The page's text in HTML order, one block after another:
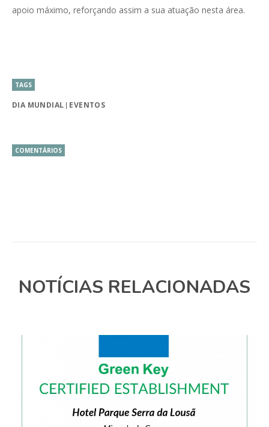
apoio máximo, reforçando assim a sua atuação nesta área.
TAGS
DIA MUNDIAL EVENTOS
COMENTÁRIOS
NOTÍCIAS RELACIONADAS